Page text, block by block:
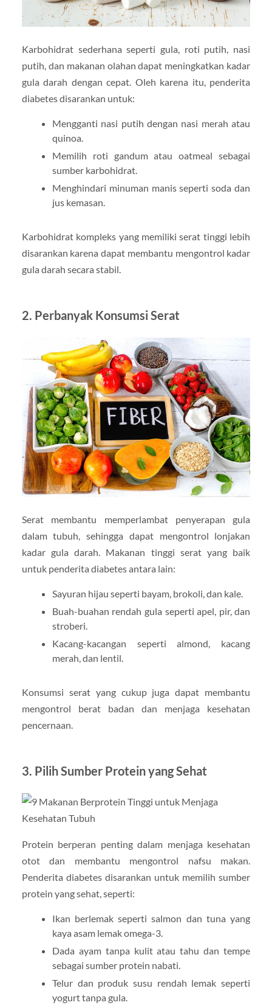
Karbohidrat sederhana seperti gula, roti putih, nasi
putih, dan makanan olahan dapat meningkatkan kadar
gula darah dengan cepat. Oleh karena itu, penderita
diabetes disarankan untuk:
Mengganti nasi putih dengan nasi merah atau
quinoa.
Memilih roti gandum atau oatmeal sebagai
sumber karbohidrat.
Menghindari minuman manis seperti soda dan
jus kemasan.
Karbohidrat kompleks yang memiliki serat tinggi lebih
disarankan karena dapat membantu mengontrol kadar
gula darah secara stabil.
2. Perbanyak Konsumsi Serat
Serat membantu memperlambat penyerapan gula
dalam tubuh, sehingga dapat mengontrol lonjakan
kadar gula darah. Makanan tinggi serat yang baik
untuk penderita diabetes antara lain:
Sayuran hijau seperti bayam, brokoli, dan kale.
Buah-buahan rendah gula seperti apel, pir, dan
stroberi.
Kacang-kacangan seperti almond, kacang
merah, dan lentil.
Konsumsi serat yang cukup juga dapat membantu
mengontrol berat badan dan menjaga kesehatan
pencernaan.
3. Pilih Sumber Protein yang Sehat
Protein berperan penting dalam menjaga kesehatan
otot dan membantu mengontrol nafsu makan.
Penderita diabetes disarankan untuk memilih sumber
protein yang sehat, seperti:
Ikan berlemak seperti salmon dan tuna yang
kaya asam lemak omega-3.
Dada ayam tanpa kulit atau tahu dan tempe
sebagai sumber protein nabati.
Telur dan produk susu rendah lemak seperti
yogurt tanpa gula.